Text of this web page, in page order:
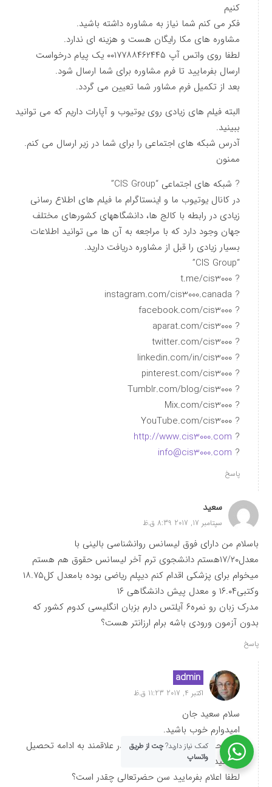
کنیم
فکر می کنم شما نیاز به مشاوره داشته باشید.
مشاوره های مکا رایگان هست و هزینه ای ندارد.
لطفا روی واتس آپ ۰۰۱۷۷۸۸۴۶۲۴۴۵ یک پیام درخواست
ارسال بفرمایید تا فرم مشاوره برای شما ارسال شود.
بعد از تکمیل فرم مشاور شما تعیین می گردد.
البته فیلم های زیادی روی یوتیوب و آپارات داریم که می توانید
ببینید.
آدرس شبکه های اجتماعی را برای شما در زیر ارسال می کنم.
ممنون
? شبکه های اجتماعی “CIS Group”
در کانال یوتیوب ما و اینستاگرام ما فیلم های اطلاع رسانی
زیادی در رابطه با کالج ها، دانشگاههای کشورهای مختلف
جهان وجود دارد که با مراجعه به آن ها می توانید اطلاعات
بسیار زیادی را قبل از مشاوره دریافت دارید.
“CIS Group”
? t.me/cis3000
? instagram.com/cis3000.canada
? facebook.com/cis3000
? aparat.com/cis3000
? twitter.com/cis3000
? linkedin.com/in/cis3000
? pinterest.com/cis3000
? Tumblr.com/blog/cis3000
? Mix.com/cis3000
? YouTube.com/cis3000
?
http://www.cis3000.com
?
info@cis3000.com
پاسخ
سعید
سپتامبر 17, 2017 8:39 ق.ظ
باسلام من دارای فوق لیسانس روانشناسی بالینی با
معدل۱۷/۲۰هستم دانشجوی ترم آخر لیسانس حقوق هم هستم
میخوام برای پزشکی اقدام کنم دیپلم ریاضی بوده بامعدل کل۱۸.۷۵
وکتبی۱۶.۰۴ و معدل پیش دانشگاهی ۱۶
مدرک زبان رو نمره۶ آیلتس دارم بزبان انگلیسی کدوم کشور که
بدون آزمون ورودی باشه برام ارزانتر هست؟
پاسخ
admin
اکتبر 4, 2017 11:23 ق.ظ
سلام سعید جان
امیدوارم خوب باشید.
خوشحالم از اینکه حضرتعالی اینقدر علاقمند به ادامه تحصیل
هستید.
لطفا اعلام بفرمایید سن حضرتعالی چقدر است؟
کمک نیاز دارید?چت از طریق
واتساپ